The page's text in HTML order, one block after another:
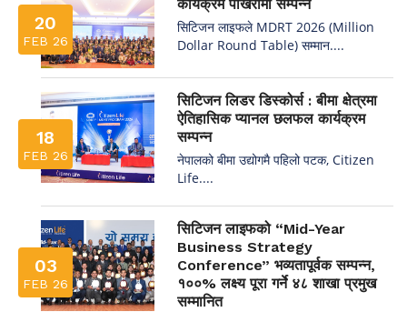
20
FEB 26
कार्यक्रम पोखरामा सम्पन्न
सिटिजन लाइफले MDRT 2026 (Million
Dollar Round Table) सम्मान....
18
FEB 26
सिटिजन लिडर डिस्कोर्स : बीमा क्षेत्रमा
ऐतिहासिक प्यानल छलफल कार्यक्रम
सम्पन्न
नेपालको बीमा उद्योगमै पहिलो पटक, Citizen
Life....
03
FEB 26
सिटिजन लाइफको “Mid-Year
Business Strategy
Conference” भव्यतापूर्वक सम्पन्न,
१००% लक्ष्य पूरा गर्ने ४८ शाखा प्रमुख
सम्मानित